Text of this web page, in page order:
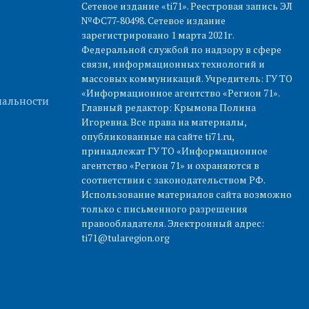
Сетевое издание «ti71». Реестровая запись ЭЛ
№ФС77-80498. Сетевое издание
зарегистрировано 1 марта 2021г.
Федеральной службой по надзору в сфере
связи, информационных технологий и
массовых коммуникаций. Учредитель: ГУ ТО
«Информационное агентство «Регион 71».
Главный редактор: Крымова Полина
Игоревна. Все права на материалы,
опубликованные на сайте ti71.ru,
принадлежат ГУ ТО «Информационное
агентство «Регион 71» и охраняются в
соответствии с законодательством РФ.
Использование материалов сайта возможно
только с письменного разрешения
правообладателя. Электронный адрес:
ti71@tularegion.org